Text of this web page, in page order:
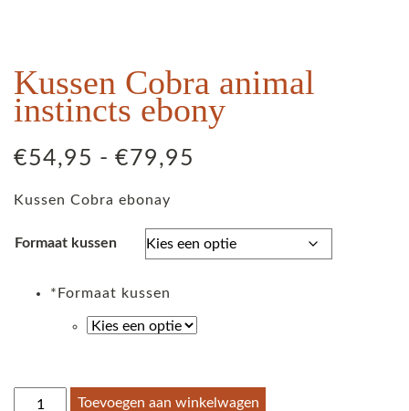
Kussen Cobra animal
instincts ebony
€54,95 - €79,95
€79,95
Kussen Cobra ebonay
Formaat kussen
* Formaat kussen
Kussen
Toevoegen aan winkelwagen